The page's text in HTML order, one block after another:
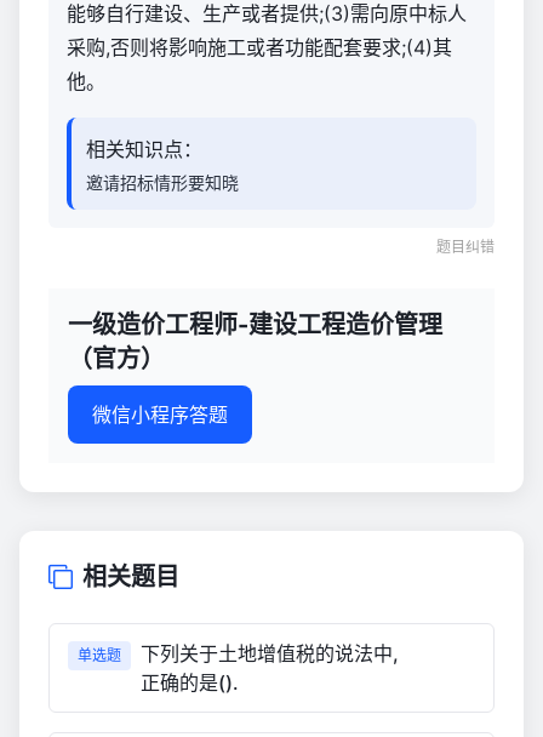
能够自行建设、生产或者提供;(3)需向原中标人
采购,否则将影响施工或者功能配套要求;(4)其
他。
相关知识点：
邀请招标情形要知晓
题目纠错
一级造价工程师-建设工程造价管理
（官方）
微信小程序答题
相关题目
单选题
下列关于土地增值税的说法中,
正确的是().